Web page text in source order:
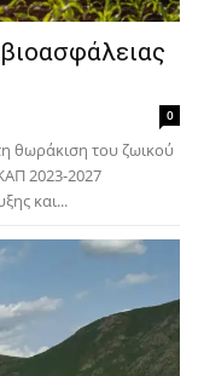
0
θωράκιση του ζωικού
2023-2027
και...